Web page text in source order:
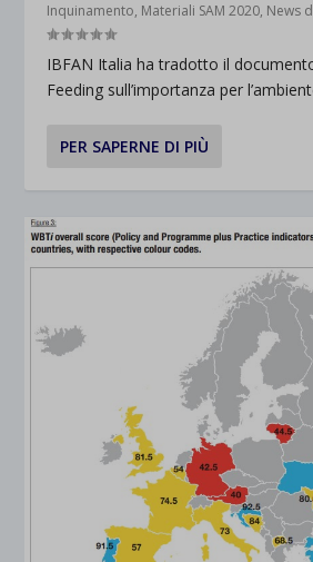
Inquinamento, Materiali SAM 2020, News
IBFAN Italia ha tradotto il
Feeding sull’importanza per
PER SAPERNE DI PIÙ